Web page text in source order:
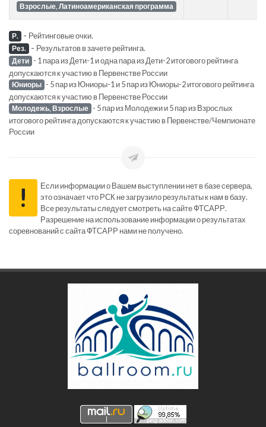
Взрослые, Латиноамериканская программа
Р. - Рейтинговые очки.
Рез. - Результатов в зачете рейтинга.
Дети - 1 пара из Дети-1 и одна пара из Дети-2 итогового рейтинга
допускаются к участию в Первенстве России
Юниоры - 5 пар из Юниоры-1 и 5 пар из Юниоры-2 итогового рейтинга
допускаются к участию в Первенстве России
Молодежь, Взрослые - 5 пар из Молодежи и 5 пар из Взрослых
итогового рейтинга допускаются к участию в Первенстве/Чемпионате
России
!
Если информации о Вашем выступлении нет в базе сервера,
это означает что РСК не загрузило результаты к нам в базу.
Все результаты следует смотреть на сайте ФТСАРР.
Разрешение на использование информации о результатах
соревнований с сайта ФТСАРР нами не получено.